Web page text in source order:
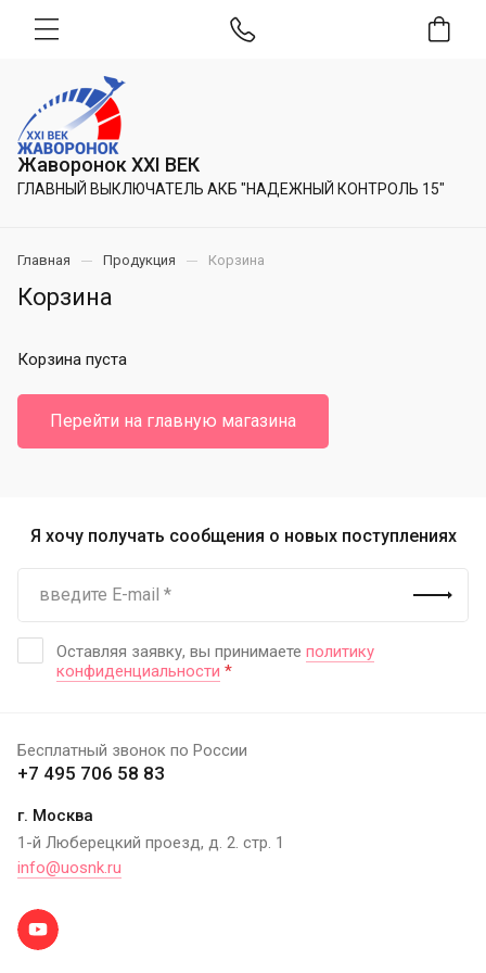
Жаворонок XXI ВЕК
ГЛАВНЫЙ ВЫКЛЮЧАТЕЛЬ АКБ "НАДЕЖНЫЙ КОНТРОЛЬ 15"
Главная Продукция Корзина
Корзина
Корзина пуста
Перейти на главную магазина
Я хочу получать сообщения о новых поступлениях
Оставляя заявку, вы принимаете политику
конфиденциальности *
Бесплатный звонок по России
+7 495 706 58 83
г. Москва
1-й Люберецкий проезд, д. 2. стр. 1
info@uosnk.ru